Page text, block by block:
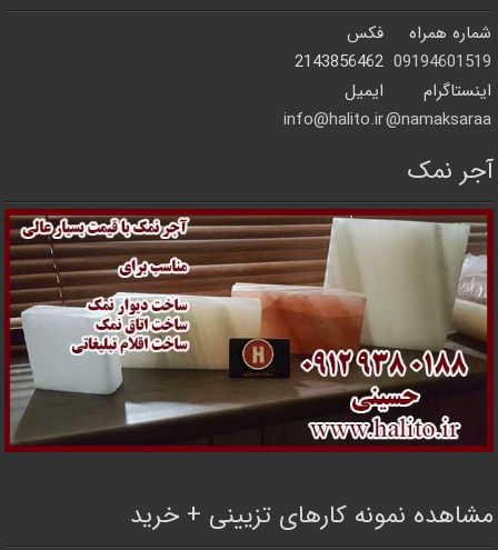
شماره همراه
فکس
09194601519
2143856462
اینستاگرام
ایمیل
namaksaraa@
info@halito.ir
آجر نمک
مشاهده نمونه کارهای تزیینی + خرید